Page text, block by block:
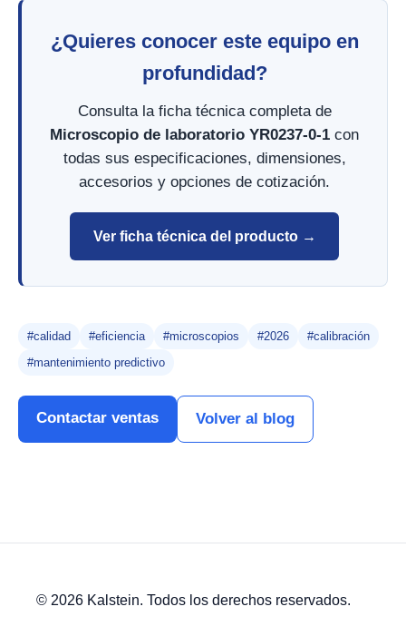
¿Quieres conocer este equipo en
profundidad?
Consulta la ficha técnica completa de
Microscopio de laboratorio YR0237-0-1 con
todas sus especificaciones, dimensiones,
accesorios y opciones de cotización.
Ver ficha técnica del producto →
#calidad #eficiencia #microscopios #2026
#calibración
#mantenimiento predictivo
Contactar ventas Volver al blog
© 2026 Kalstein. Todos los derechos reservados.